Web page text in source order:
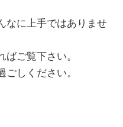
なに上手ではありませ
ご覧下さい。
しください。